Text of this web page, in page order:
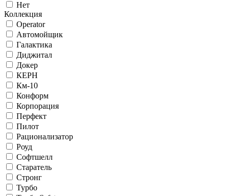
Нет
Коллекция
Operator
Автомойщик
Галактика
Диджитал
Докер
КЕРН
Км-10
Конформ
Корпорация
Перфект
Пилот
Рационализатор
Роуд
Софтшелл
Старатель
Стронг
Турбо